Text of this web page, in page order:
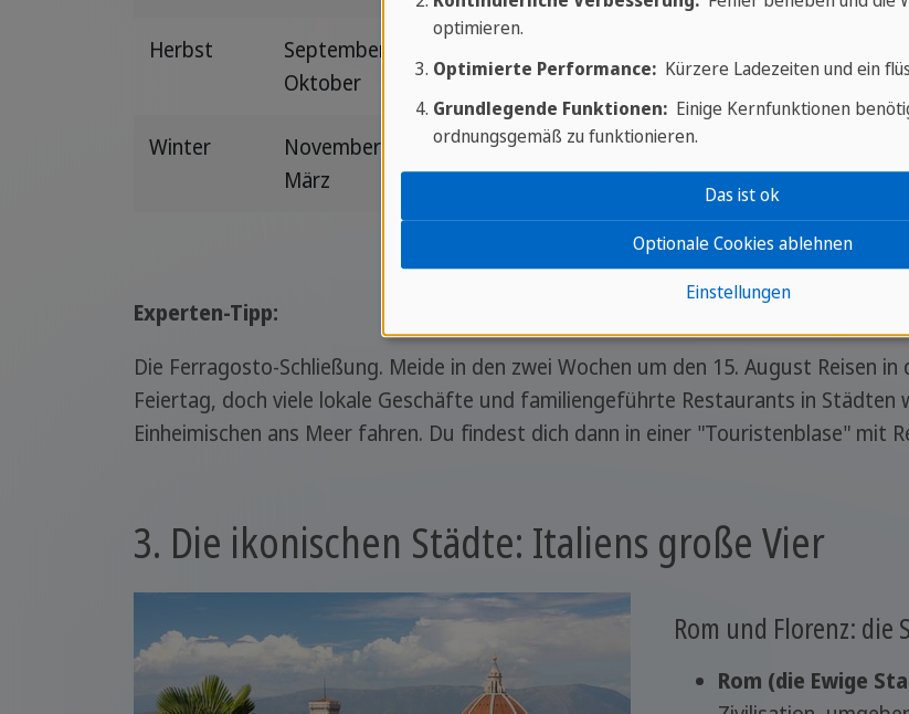
Herbst
September bis
Oktober
Das Gourmet-
im Piemont.
Winter
November bis
März
Kalt im Norden,
regnerisch im Süden
Ski und Oper.
Experten-Tipp:
Die Ferragosto-Schließung. Meide in den zwei Wochen um den 15. August Reisen
Feiertag, doch viele lokale Geschäfte und familiengeführte Restaurants in Städten
Einheimischen ans Meer fahren. Du findest dich dann in einer "Touristenblase" mit
3. Die ikonischen Städte: Italiens große Vier
Rom und Florenz: die
Rom (die Ewige
optimieren.
Optimierte Performance:Kürzere Ladezeiten und ein
Grundlegende Funktionen:Einige Kernfunktionen
ordnungsgemäß zu funktionieren.
Einstellungen
Optionale Cookies ablehnen
Das ist ok